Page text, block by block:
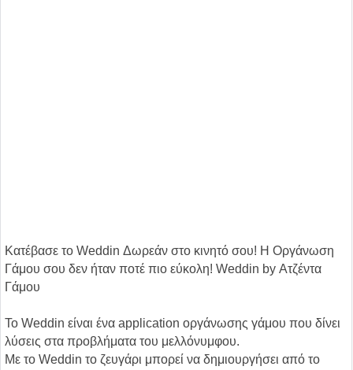
Κατέβασε το Weddin Δωρεάν στο κινητό σου! Η Οργάνωση
Γάμου σου δεν ήταν ποτέ πιο εύκολη! Weddin by Ατζέντα
Γάμου
To Weddin είναι ένα application οργάνωσης γάμου που δίνει
λύσεις στα προβλήματα του μελλόνυμφου.
Με το Weddin το ζευγάρι μπορεί να δημιουργήσει από το